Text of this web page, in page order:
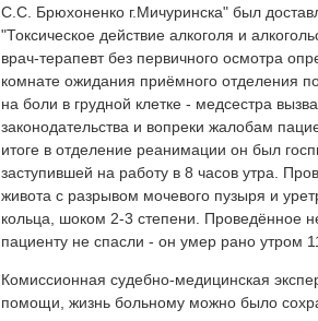
С.С. Брюхоненко г.Мичуринска" был
"Токсическое действие алкоголя и
врач-терапевт без первичного осмотра
комнате ожидания приёмного отделения
на боли в грудной клетке - медсестра
законодательства и вопреки жалобам
итоге в отделение реанимации он был
заступившей на работу в 8 часов утра.
живота с разрывом мочевого пузыря и
кольца, шоком 2-3 степени. Проведённое
пациенту не спасли - он умер рано утром
Комиссионная судебно-медицинская
помощи, жизнь больному можно было